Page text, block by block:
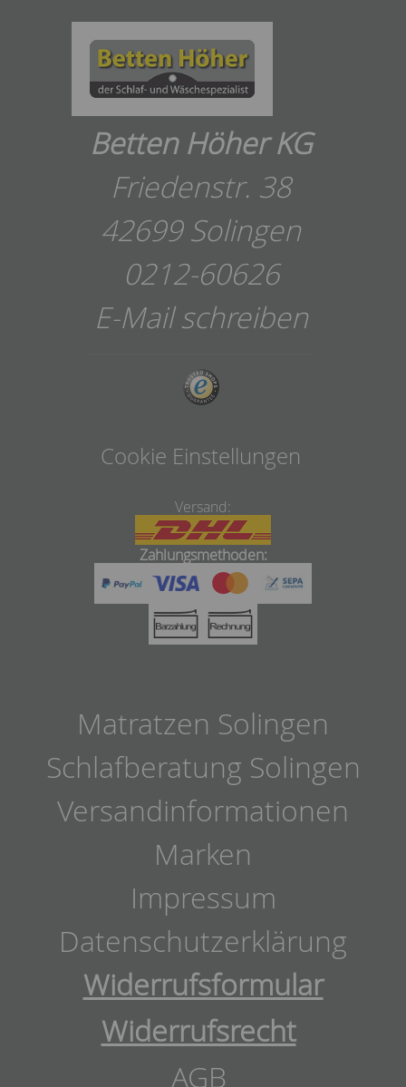
Betten Höher KG
Friedenstr. 38
42699 Solingen
0212-60626
E-Mail schreiben
Cookie Einstellungen
Versand:
Zahlungsmethoden:
Matratzen Solingen
Schlafberatung Solingen
Versandinformationen
Marken
Impressum
Datenschutzerklärung
Widerrufsformular
Widerrufsrecht
AGB